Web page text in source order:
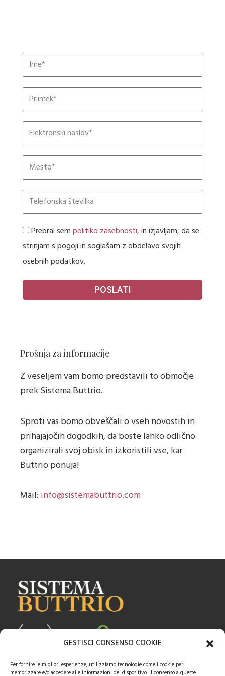
GESTISCI CONSENSO COOKIE
Per fornire le migliori esperienze, utilizziamo tecnologie come i cookie per
memorizzare e/o accedere alle informazioni del dispositivo. Il consenso a queste
Prošnja za informacije
Z veseljem vam bomo predstavili to območje
prek Sistema Buttrio.
Sproti vas bomo obveščali o vseh novostih in
prihajajočih dogodkih, da boste lahko odlično
organizirali svoj obisk in izkoristili vse, kar
Buttrio ponuja!
Mail: info@sistemabuttrio.com
Ime
Priimek
Elektronski
naslov
Mesto
Telefonska
številka
Privacy
Prebral sempolitiko zasebnosti, in izjavljam, da se
strinjam s pogoji in soglašam z obdelavo svojih
osebnih podatkov.
POSLATI